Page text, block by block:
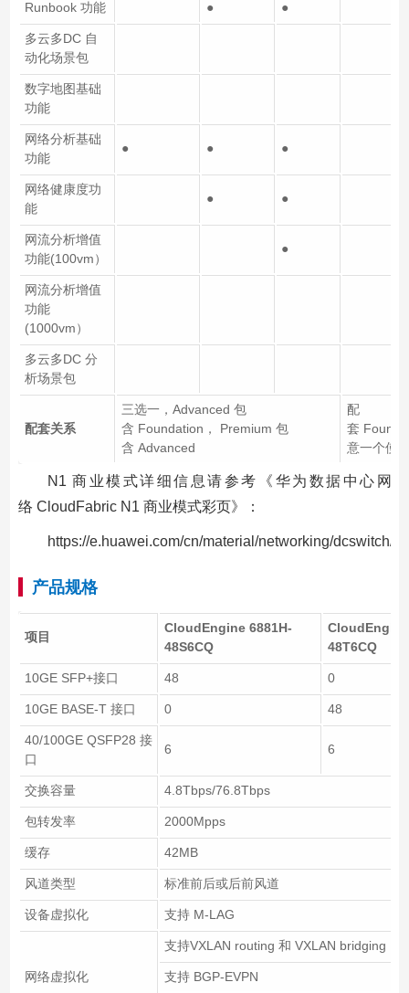
Runbook 功能 ● ●
多云多DC 自
动化场景包
数字地图基础
功能
网络分析基础
功能
● ● ●
网络健康度功
能
● ●
网流分析增值
功能(100vm）
●
网流分析增值
功能
(1000vm）
多云多DC 分
析场景包
配套关系
三选一，Advanced 包
含 Foundation， Premium 包
含 Advanced
配
套
意一个使
N1 商业模式详细信息请参考《华为数据中心网
络 CloudFabric N1 商业模式彩页》：
https://e.huawei.com/cn/material/networking/dcswitch/
产品规格
项目
CloudEngine 6881H-
48S6CQ
48T6CQ
10GE SFP+接口 48 0
10GE BASE-T 接口 0 48
40/100GE QSFP28 接
口
6 6
交换容量 4.8Tbps/76.8Tbps
包转发率 2000Mpps
缓存 42MB
风道类型 标准前后或后前风道
设备虚拟化 支持 M-LAG
网络虚拟化
支持VXLAN routing 和 VXLAN bridging
支持 BGP-EVPN